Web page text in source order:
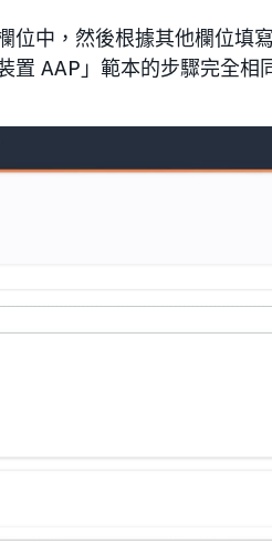
位中，然後根據其他欄位填
置 AAP」範本的步驟完全相